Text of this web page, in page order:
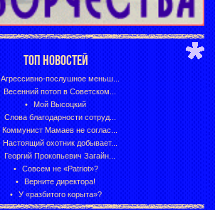
ТОП НОВОСТЕЙ
Агрессивно-послушное меньш...
Весенний потоп в Советском...
Мой Высоцкий
Слова благодарности сотруд...
Коммунист Мамаев не соглас...
Настоящий охотник добывает...
Георгий Прокопьевич Загайн...
Совсем не «Patriot»?
Верните директора!
У «разбитого корыта»?